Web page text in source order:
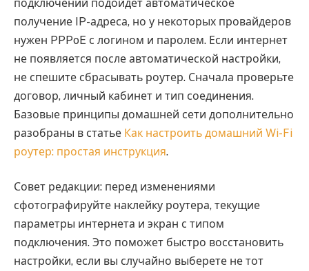
подключений подойдет автоматическое
получение IP-адреса, но у некоторых провайдеров
нужен PPPoE с логином и паролем. Если интернет
не появляется после автоматической настройки,
не спешите сбрасывать роутер. Сначала проверьте
договор, личный кабинет и тип соединения.
Базовые принципы домашней сети дополнительно
разобраны в статье Как настроить домашний Wi-Fi
роутер: простая инструкция.
Совет редакции: перед изменениями
сфотографируйте наклейку роутера, текущие
параметры интернета и экран с типом
подключения. Это поможет быстро восстановить
настройки, если вы случайно выберете не тот